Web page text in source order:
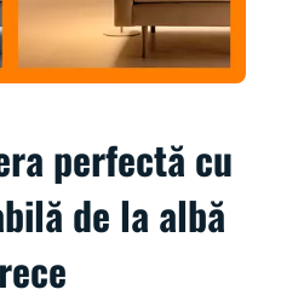
perfectă cu
de la albă